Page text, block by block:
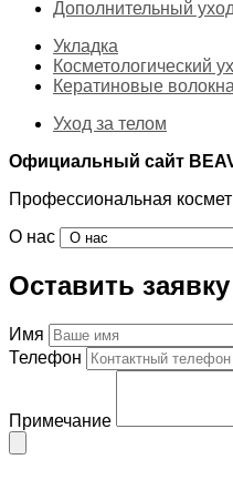
Дополнительный уход
Укладка
Косметологический
Кератиновые волокна
Уход за телом
Официальный сайт
Профессиональная
О нас
Оставить заявку
Имя
Телефон
Примечание